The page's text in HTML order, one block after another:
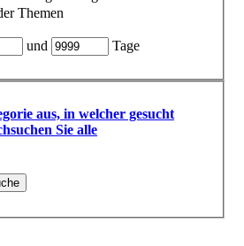
Themen
und Tage
aus, in welcher gesucht
Sie alle